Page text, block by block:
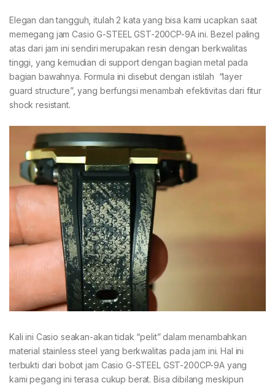
Elegan dan tangguh, itulah 2 kata yang bisa kami ucapkan saat
memegang jam Casio G-STEEL GST-200CP-9A ini. Bezel paling
atas dari jam ini sendiri merupakan resin dengan berkwalitas
tinggi, yang kemudian di support dengan bagian metal pada
bagian bawahnya. Formula ini disebut dengan istilah “layer
guard structure”, yang berfungsi menambah efektivitas dari fitur
shock resistant.
Kali ini Casio seakan-akan tidak “pelit” dalam menambahkan
material stainless steel yang berkwalitas pada jam ini. Hal ini
terbukti dari bobot jam Casio G-STEEL GST-200CP-9A yang
kami pegang ini terasa cukup berat. Bisa dibilang meskipun